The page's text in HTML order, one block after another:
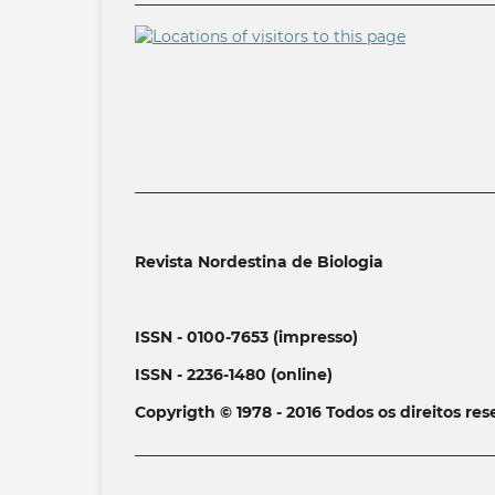
Revista Nordestina de Biologia
ISSN - 0100-7653 (impresso)
ISSN - 2236-1480 (online)
Copyrigth © 1978 - 2016 Todos os direitos